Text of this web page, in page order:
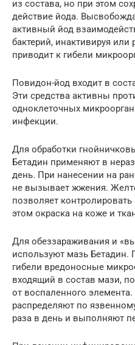
из состава, но при этом
действие йода.
активный йод
бактерий, инактивируя или
приводит к гибели
Повидон-йод входит в
Эти средства активны
одноклеточных
инфекции.
Для обработки
Бетадин применяют в
день. При нанесении на
не вызывает жжения.
позволяет
этом окраска на коже и
Для обеззараживания и
используют мазь Бетадин.
гибели вредоносные
входящий в состав мази,
от воспаленного
распределяют по
раза в день и выполняют